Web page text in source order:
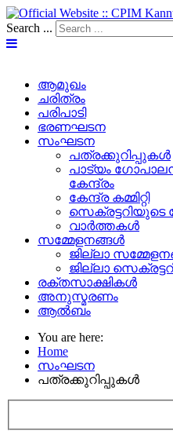
Search ...
ആമുഖം
ചരിത്രം
പരിപാടി
ഭരണഘടന
സംഘടന
പത്രക്കുറിപ്പുകള്‍
പാട്യം
കേന്ദ്രം
കേന്ദ്ര കമ്മിറ്റി
സെക്രട്ടറിയുടെ
വാർത്തകൾ
സമ്മേളനങ്ങൾ
ജില്ലാ
ജില്ലാ
രക്തസാക്ഷികൾ
അനുസ്മരണം
ആൽബം
You are here:
Home
സംഘടന
പത്രക്കുറിപ്പുകള്‍